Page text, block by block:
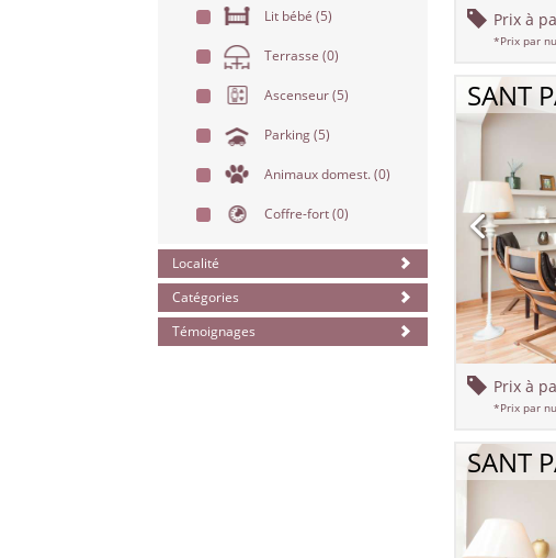
Lit bébé(5)
Terrasse(0)
Ascenseur(5)
Parking(5)
Animaux domest.(0)
Coffre-fort(0)
Localité
Catégories
Témoignages
Prix à
*Prix par
SANT
Prix à
*Prix par
SANT